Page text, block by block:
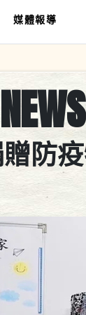
媒體報導
防